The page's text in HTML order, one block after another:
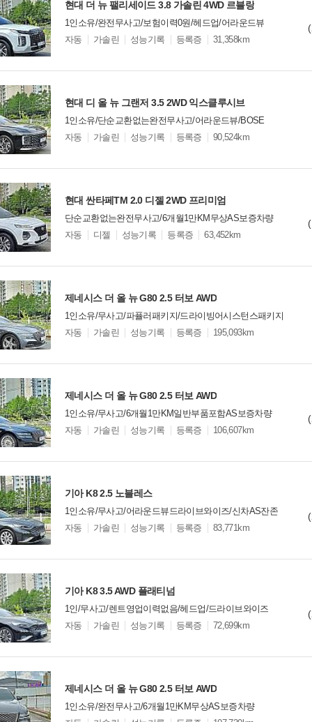
현대 더 뉴 팰리세이드 3.8 가솔린 4WD 르블랑
1인소유/완전무사고/보험이력0원/헤드업/어라운드뷰
모
션
자동 가솔린 성능기록 등록증 31,358km
현대 디 올 뉴 그랜저 3.5 2WD 익스클루시브
1인소유/단순교환없는완전무사고/어라운드뷰/BOSE
모
션
자동 가솔린 성능기록 등록증 90,524km
현대 싼타페TM 2.0 디젤 2WD 프리미엄
단순교환없는완전무사고/6개월1만KM무상AS보증차량
모
션
자동 디젤 성능기록 등록증 63,452km
제네시스 더 올 뉴 G80 2.5 터보 AWD
1인소유/무사고/파퓰러패키지/드라이빙어시스턴스패키지
모
션
자동 가솔린 성능기록 등록증 195,093km
제네시스 더 올 뉴 G80 2.5 터보 AWD
1인소유/무사고/6개월1만KM일반부품포함AS보증차량
모
션
자동 가솔린 성능기록 등록증 106,607km
기아 K8 2.5 노블레스
1인소유/무사고/어라운드뷰드라이브와이즈/신차AS잔존
모
션
자동 가솔린 성능기록 등록증 83,771km
기아 K8 3.5 AWD 플래티넘
1인/무사고/렌트영업이력없음/헤드업/드라이브와이즈
모
션
자동 가솔린 성능기록 등록증 72,699km
제네시스 더 올 뉴 G80 2.5 터보 AWD
1인소유/완전무사고/6개월1만KM무상AS보증차량